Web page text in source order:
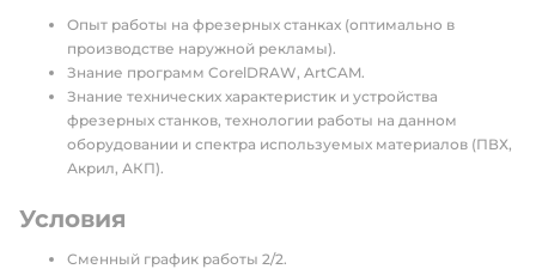
Опыт работы на фрезерных станках (оптимально в
производстве наружной рекламы).
Знание программ CorelDRAW, ArtCAM.
Знание технических характеристик и устройства
фрезерных станков, технологии работы на данном
оборудовании и спектра используемых материалов (ПВХ,
Акрил, АКП).
Условия
Сменный график работы 2/2.